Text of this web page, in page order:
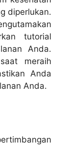
diperlukan.
tutorial
Anda.
meraih
Anda
Anda.